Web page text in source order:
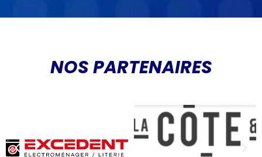
NOS PARTENAIRES